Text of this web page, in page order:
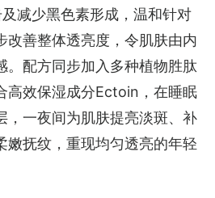
减少黑色素形成，温和针对
改善整体透亮度，令肌肤由内
。配方同步加入多种植物胜肽
高效保湿成分Ectoin，在睡眠
，一夜间为肌肤提亮淡斑、补
嫩抚纹，重现均匀透亮的年轻